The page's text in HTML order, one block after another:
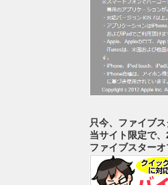
只今、ファイブ
当サイト限定で
ファイブスター